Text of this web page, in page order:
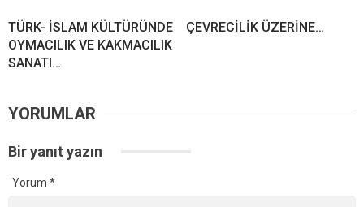
TÜRK- İSLAM KÜLTÜRÜNDE
OYMACILIK VE KAKMACILIK
SANATI…
ÇEVRECİLİK ÜZERİNE…
YORUMLAR
Bir yanıt yazın
Yorum *